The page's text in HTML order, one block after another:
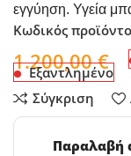
εγγύηση. Υγεία
Κωδικός
1.200,00€
Εξαντλημένο
Σύγκριση
Παραλαβή